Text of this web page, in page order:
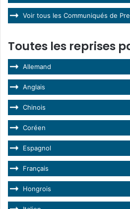
Voir tous les Communiqués de
Toutes les reprises
Allemand
Anglais
Chinois
Coréen
Espagnol
Français
Hongrois